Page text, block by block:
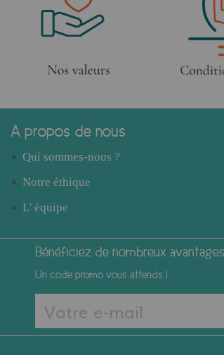
A propos de nous
Qui sommes-nous ?
Notre éthique
L' équipe
Bénéficiez de nombreux
Un code promo vous attends !